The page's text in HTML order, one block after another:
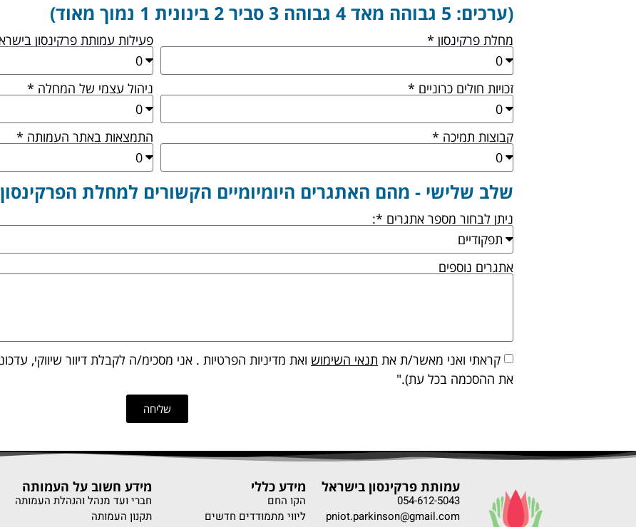
(ערכים: 5 גבוהה מאד 4 גבוהה 3 סביר 2 בינונית 1 נמוך מאוד)
מחלת פרקינסון * פעילות עמותת פרקינסון
זכויות חולים כרוניים * ניהול עצמי של המחלה *
קבוצות תמיכה * התמצאות באתר העמותה *
שלב שלישי - מהם האתגרים היומיומיים הקשורים למחלת
ניתן לבחור מספר אתגרים *:
אתגרים נוספים
קראתי ואני מאשר/ת את תנאי השימוש ואת מדיניות הפרטיות . אני מסכימ/ה לקבלת דיוור שיווקי,
את ההסכמה בכל עת)."
שליחה
עמותת פרקינסון בישראל
054-612-5043
pniot.parkinson@gmail.com
מידע כללי
הקו החם
ליווי מתמודדים חדשים
מידע חשוב על העמותה
חברי ועד מנהל והנהלת העמותה
תקנון העמותה